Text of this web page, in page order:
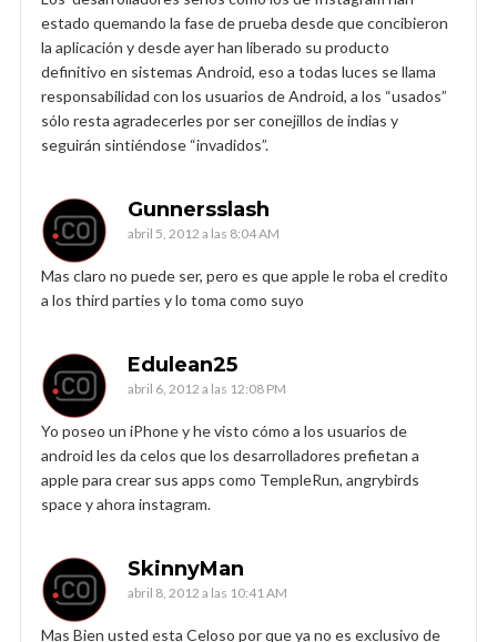
estado quemando la fase de prueba desde que concibieron
la aplicación y desde ayer han liberado su producto
definitivo en sistemas Android, eso a todas luces se llama
responsabilidad con los usuarios de Android, a los “usados”
sólo resta agradecerles por ser conejillos de indias y
seguirán sintiéndose “invadidos”.
Gunnersslash
abril 5, 2012 a las 8:04 AM
Mas claro no puede ser, pero es que apple le roba el credito
a los third parties y lo toma como suyo
Edulean25
abril 6, 2012 a las 12:08 PM
Yo poseo un iPhone y he visto cómo a los usuarios de
android les da celos que los desarrolladores prefietan a
apple para crear sus apps como TempleRun, angrybirds
space y ahora instagram.
SkinnyMan
abril 8, 2012 a las 10:41 AM
Mas Bien usted esta Celoso por que ya no es exclusivo de